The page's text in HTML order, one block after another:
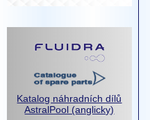
Katalog náhradních dílů
AstralPool (anglicky)